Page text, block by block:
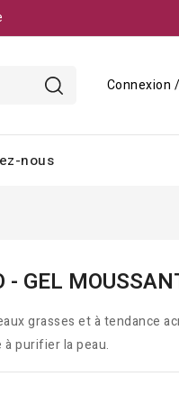
Connexion
nous
- GEL
grasses et à tendance
à purifier la peau.